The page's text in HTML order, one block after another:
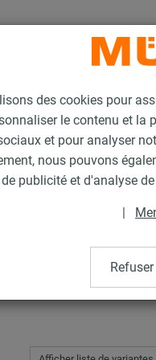
des cookies pour
le contenu et la
et pour analyser
nous pouvons
publicité et d'analyse
|
Refuser
rapide MPC